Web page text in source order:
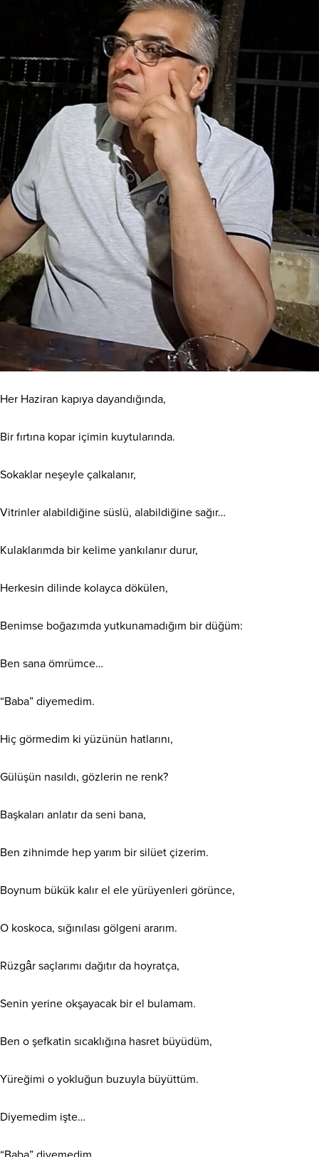
​Her Haziran kapıya dayandığında,
Bir fırtına kopar içimin kuytularında.
Sokaklar neşeyle çalkalanır,
Vitrinler alabildiğine süslü, alabildiğine sağır…
Kulaklarımda bir kelime yankılanır durur,
Herkesin dilinde kolayca dökülen,
Benimse boğazımda yutkunamadığım bir düğüm:
Ben sana ömrümce…
“Baba” diyemedim.
​Hiç görmedim ki yüzünün hatlarını,
Gülüşün nasıldı, gözlerin ne renk?
Başkaları anlatır da seni bana,
Ben zihnimde hep yarım bir silüet çizerim.
Boynum bükük kalır el ele yürüyenleri görünce,
O koskoca, sığınılası gölgeni ararım.
Rüzgâr saçlarımı dağıtır da hoyratça,
Senin yerine okşayacak bir el bulamam.
Ben o şefkatin sıcaklığına hasret büyüdüm,
Yüreğimi o yokluğun buzuyla büyüttüm.
Diyemedim işte…